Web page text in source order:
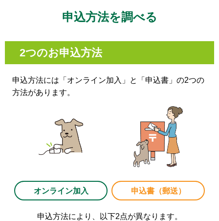
申込方法を調べる
2つのお申込方法
申込方法には「オンライン加入」と「申込書」の2つの
方法があります。
オンライン加入 申込書（郵送）
申込方法により、以下2点が異なります。